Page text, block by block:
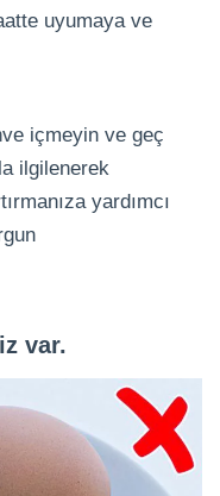
uyumaya ve
içmeyin ve geç
ilgilenerek
yardımcı
var.